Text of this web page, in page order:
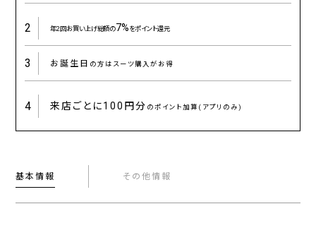
2 年2回お買い上げ総額の7%をポイント還元
3 お誕生日 の方はスーツ購入がお得
4 来店ごとに100円分 のポイント加算(アプリのみ)
基本情報 その他情報